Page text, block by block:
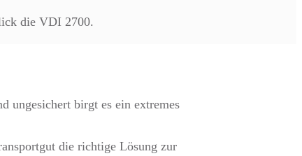
die VDI 2700.
ungesichert birgt es ein extremes
die richtige Lösung zur